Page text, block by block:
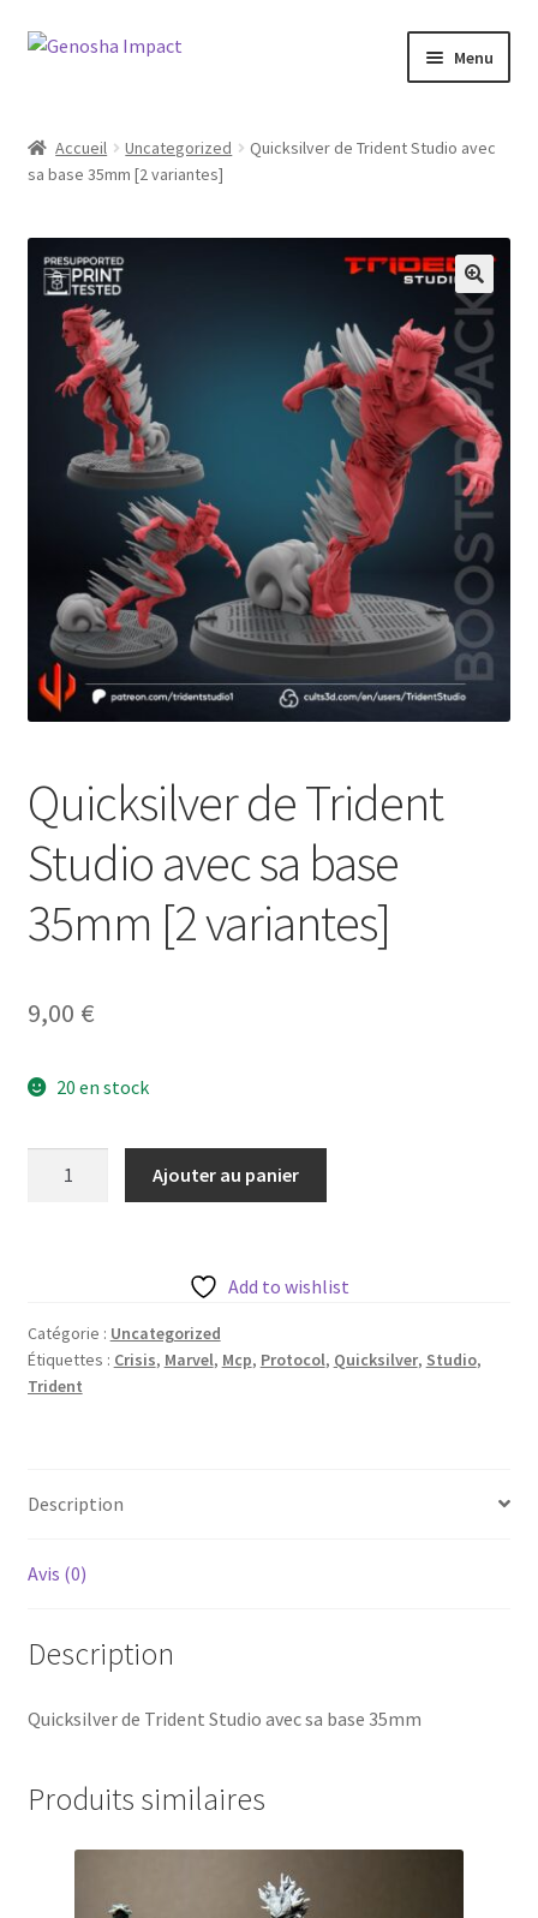
Aller
navigation
Aller
Menu
Cart
Checkout
My account
Shop
Accueil Uncategorized
Quicksilver de Trident Studio avec
sa base 35mm [2 variantes]
Quicksilver de Trident
Studio avec sa base
35mm [2 variantes]
9,00 €
20 en stock
avec
sa
base
variantes]
Ajouter au panier
Add to wishlist
Catégorie : Uncategorized
Étiquettes : Crisis, Marvel, Mcp, Protocol, Quicksilver, Studio,
Trident
Description
Avis (0)
Description
Quicksilver de Trident Studio avec sa base 35mm
Produits similaires